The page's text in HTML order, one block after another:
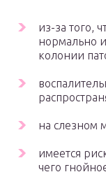
из-за того,
нормально
колонии
на слезном
имеется
чего